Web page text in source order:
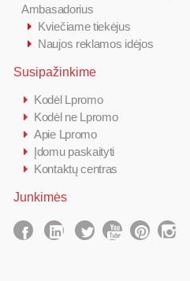
Ambasadorius
Kviečiame tiekėjus
Naujos reklamos idėjos
Susipažinkime
Kodėl Lpromo
Kodėl ne Lpromo
Apie Lpromo
Įdomu paskaityti
Kontaktų centras
Junkimės